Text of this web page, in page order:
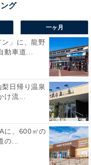
可能な場合も
ーパックなどであれ
商品の同梱が可能と
一ヶ月
ン」に、龍野
動車道...
梨日帰り温泉
け流...
に、600㎡の
の...